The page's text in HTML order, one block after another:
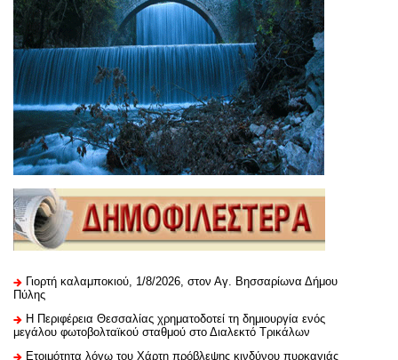
Γιορτή καλαμποκιού, 1/8/2026, στον Αγ. Βησσαρίωνα Δήμου
Πύλης
H Περιφέρεια Θεσσαλίας χρηματοδοτεί τη δημιουργία ενός
μεγάλου φωτοβολταϊκού σταθμού στο Διαλεκτό Τρικάλων
Ετοιμότητα λόγω του Χάρτη πρόβλεψης κινδύνου πυρκαγιάς